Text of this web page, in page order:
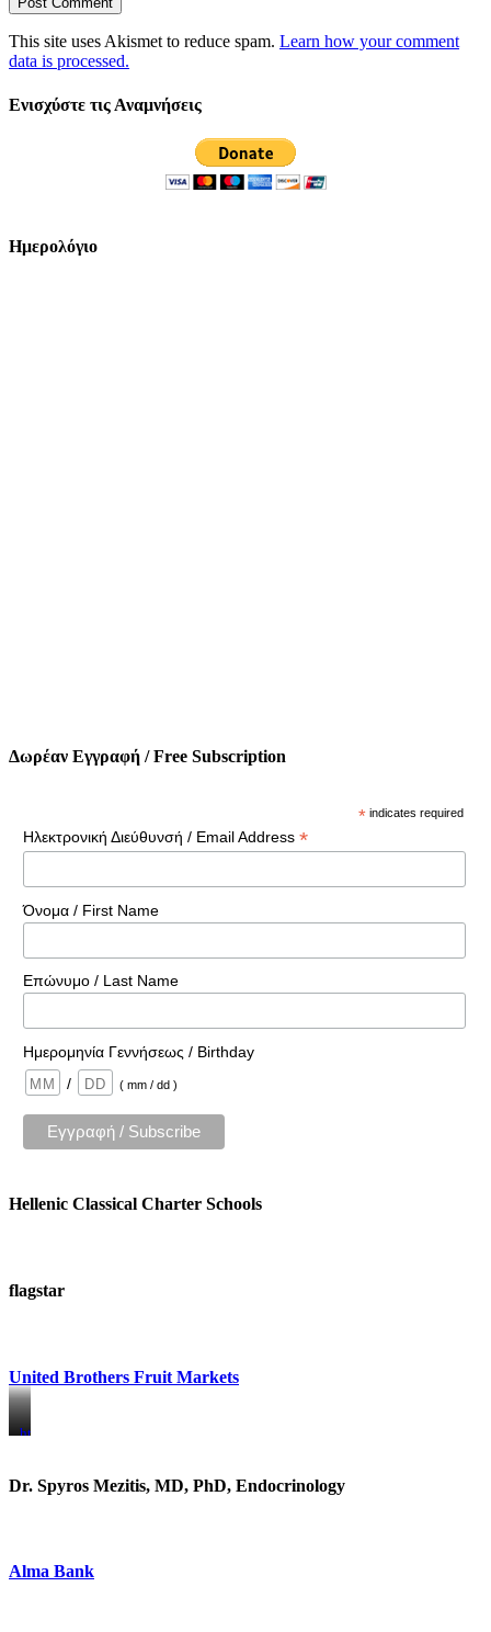
This site uses Akismet to reduce spam. Learn how your comment
data is processed.
Ενισχύστε τις Αναμνήσεις
Ημερολόγιο
Δωρέαν Εγγραφή / Free Subscription
* indicates required
Ηλεκτρονική Διεύθυνσή / Email Address *
Όνομα / First Name
Επώνυμο / Last Name
Ημερομηνία Γεννήσεως / Birthday
/
( mm / dd )
Hellenic Classical Charter Schools
flagstar
United Brothers Fruit Markets
https://www.unitedbrothersfruitmarkets.com/
https://www.unitedbrothersfruitmarkets.com/
Dr. Spyros Mezitis, MD, PhD, Endocrinology
Alma Bank